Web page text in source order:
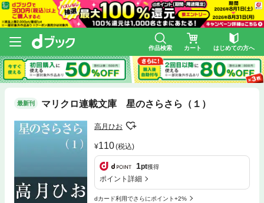
作品検索 カート はじめての方へ
最新刊 マリクロ連載文庫 星のさらさら（１）
高月ひお
110(税込)
1pt獲得
ポイント詳細
dカード利用でさらにポイント+2%